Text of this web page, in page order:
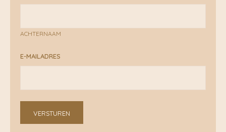
ACHTERNAAM
E-MAILADRES
VERSTUREN